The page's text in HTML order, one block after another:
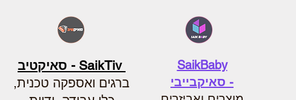
SaikBaby
- סאיקבייבי
SaikTiv - סאיקטיב
ברגים ואספקה טכנית,